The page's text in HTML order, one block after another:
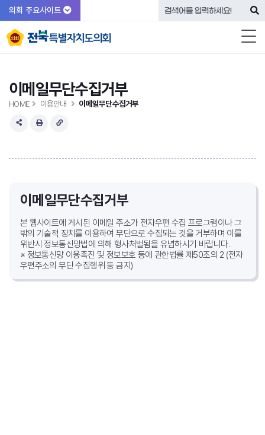
의회 주요사이트
이메일무단수집거부
HOME 이용안내 이메일무단수집거부
이메일무단수집거부
본 웹사이트에 게시된 이메일 주소가 전자우편 수집 프로그램이나 그
밖의 기술적 장치를 이용하여 무단으로 수집되는 것을 거부하며 이를
위반시 정보통신망법에 의해 형사처벌됨을 유념하시기 바랍니다.
※ 정보통신망 이용촉진 및 정보보호 등에 관한법률 제50조의 2 (전자
우편주소의 무단 수집행위 등 금지)